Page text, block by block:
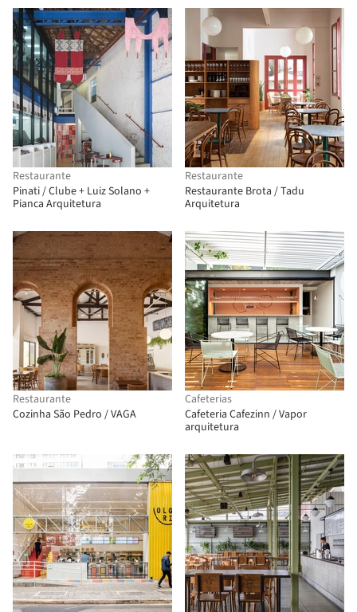
Restaurante
Pinati / Clube + Luiz Solano +
Pianca Arquitetura
Restaurante
Restaurante Brota / Tadu
Arquitetura
Restaurante
Cozinha São Pedro / VAGA
Cafeterias
Cafeteria Cafezinn / Vapor
arquitetura